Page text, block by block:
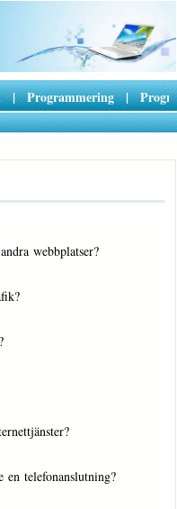
| Programmering |
webbplatser?
telefonanslutning?